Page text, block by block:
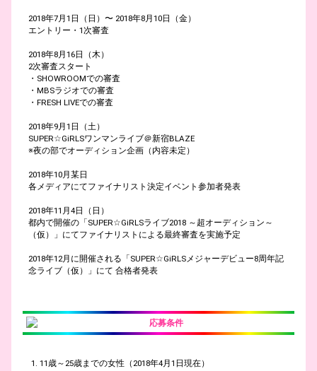
2018年7月1日（日）〜 2018年8月10日（金）
エントリー・1次審査
2018年8月16日（木）
2次審査スタート
・SHOWROOMでの審査
・MBSラジオでの審査
・FRESH LIVEでの審査
2018年9月1日（土）
SUPER☆GiRLSワンマンライブ＠新宿BLAZE
※夜の部でオーディション企画（内容未定）
2018年10月某日
各メディアにてファイナリスト決定イベント参加者発表
2018年11月4日（日）
都内で開催の「SUPER☆GiRLSライブ2018 ～超オーディション～
（仮）」にてファイナリストによる最終審査を実施予定
2018年12月に開催される「SUPER☆GiRLSメジャーデビュー8周年記
念ライブ（仮）」にて 合格者発表
応募条件
11歳～25歳までの女性（2018年4月1日現在）